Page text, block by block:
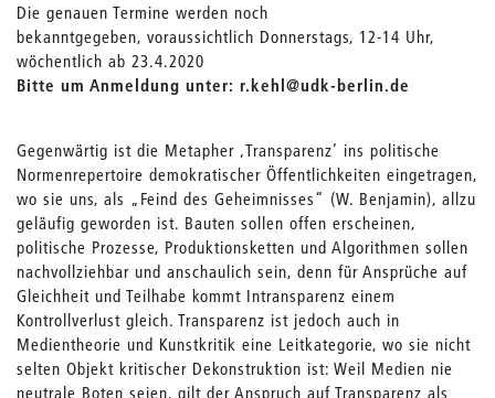
Die genauen Termine werden noch
bekanntgegeben, voraussichtlich Donnerstags, 12-14 Uhr,
wöchentlich ab 23.4.2020
Bitte um Anmeldung unter: r.kehl@udk-berlin.de
Gegenwärtig ist die Metapher ‚Transparenz‘ ins politische
Normenrepertoire demokratischer Öffentlichkeiten eingetragen,
wo sie uns, als „Feind des Geheimnisses“ (W. Benjamin), allzu
geläufig geworden ist. Bauten sollen offen erscheinen,
politische Prozesse, Produktionsketten und Algorithmen sollen
nachvollziehbar und anschaulich sein, denn für Ansprüche auf
Gleichheit und Teilhabe kommt Intransparenz einem
Kontrollverlust gleich. Transparenz ist jedoch auch in
Medientheorie und Kunstkritik eine Leitkategorie, wo sie nicht
selten Objekt kritischer Dekonstruktion ist: Weil Medien nie
neutrale Boten seien, gilt der Anspruch auf Transparenz als